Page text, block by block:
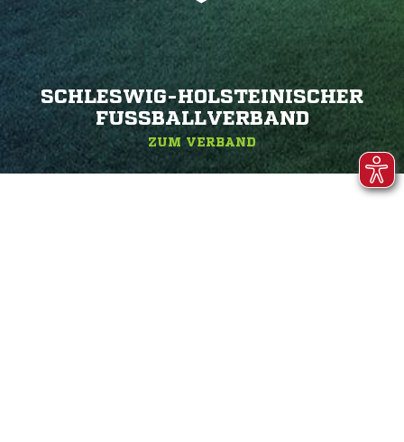
SCHLESWIG-HOLSTEINISCHER
FUSSBALLVERBAND
ZUM VERBAND